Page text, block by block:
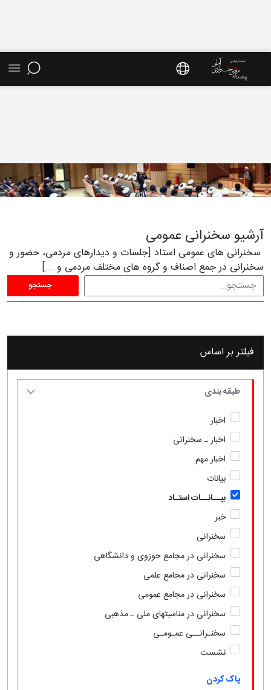
آرشیو سخنرانی عمومی - سایت استاد مرتضی
جوادی آملی
آرشیو سخنرانی عمومی
سخنرانی های عمومی استاد [جلسات و دیدارهای مردمی، حضور و
سخنرانی در جمع اصناف و گروه های مختلف مردمی و ...]
جستجو
فیلتر بر اساس
طبقه بندی
اخبار
اخبار ـ سخنرانی
اخبار مهم
بیانات
بیــانــات استـاد
خبر
سخنرانی
سخنرانی در مجامع حوزوی و دانشگاهی
سخنرانی در مجامع علمی
سخنرانی در مجامع عمومی
سخنرانی در مناسبتهای ملی ـ مذهبی
سخنـرانــی عمـومـی
نشست
پاک کردن